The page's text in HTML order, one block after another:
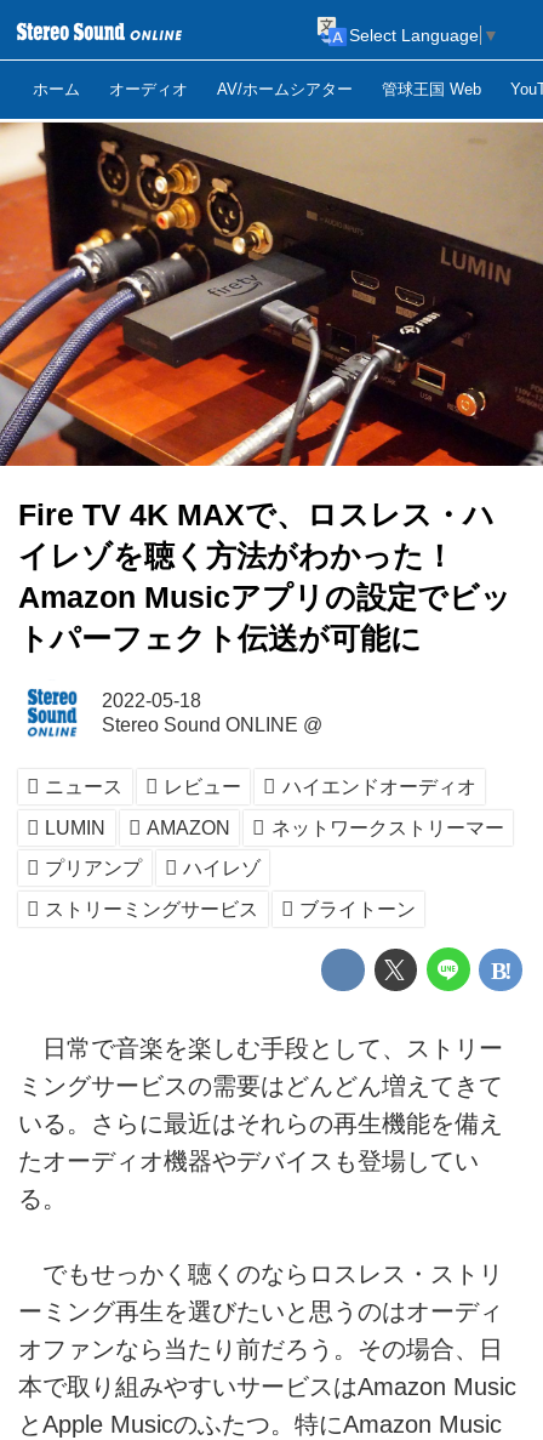
ホーム オーディオ AV/ホームシアター 管球王国 Web
Select Language ▼
Fire TV 4K MAXで、ロスレス・ハ
イレゾを聴く方法がわかった！
Amazon Musicアプリの設定でビッ
トパーフェクト伝送が可能に
2022-05-18
Stereo Sound ONLINE @
ニュース レビュー
ハイエンドオーディオ
LUMIN
AMAZON
ネットワークストリーマー
プリアンプ
ハイレゾ
ストリーミングサービス
ブライトーン
日常で音楽を楽しむ手段として、ストリー
ミングサービスの需要はどんどん増えてきて
いる。さらに最近はそれらの再生機能を備え
たオーディオ機器やデバイスも登場してい
る。
でもせっかく聴くのならロスレス・ストリ
ーミング再生を選びたいと思うのはオーディ
オファンなら当たり前だろう。その場合、日
本で取り組みやすいサービスはAmazon Music
とApple Musicのふたつ。特にAmazon Music